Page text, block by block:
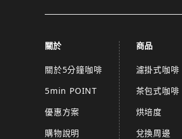
關於
關於5分鐘咖啡
5min POINT
優惠方案
購物說明
商品
濾掛式咖啡
茶包式咖啡
烘培度
兌換周邊